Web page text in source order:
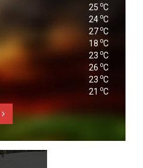
25 oC
24 oC
27 oC
18 oC
23 oC
26 oC
23 oC
21 oC